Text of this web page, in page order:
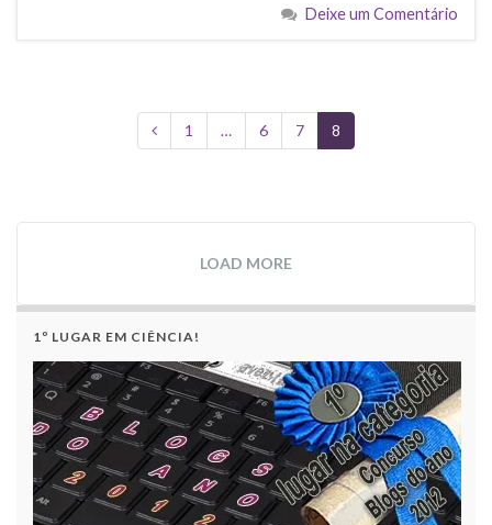
Deixe um Comentário
1 … 6 7 8
LOAD MORE
1º LUGAR EM CIÊNCIA!